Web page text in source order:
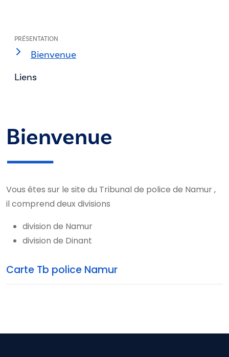
PRÉSENTATION
Bienvenue
Liens
Bienvenue
Vous êtes sur le site du Tribunal de police de Namur ,
il comprend deux divisions
division de Namur
division de Dinant
Carte Tb police Namur